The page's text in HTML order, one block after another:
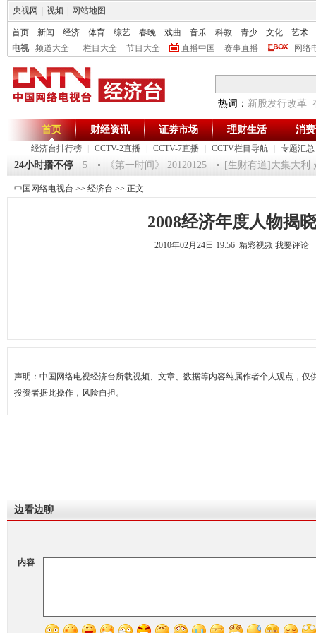
央视网 视频 网站地图
首页 新闻 经济 体育 综艺 春晚 戏曲 音乐 科教 青少 文化
艺术
电视
频道大全 栏目大全 节目大全 直播中国 赛事直播 网络
热词： 新股发行改革
首页
经济台排行榜 CCTV-2直播 CCTV-7直播 CCTV栏目导航 专题汇总
财经资讯 证券市场 理财生活 消
24小时播不停
超级魔术师 5 《第一时间》 20120125 [生财有道]大集大利
中国网络电视台 >> 经济台 >> 正文
2008经济年度人物揭晓
2010年02月24日 19:56 精彩视频 我要评论
声明：中国网络电视经济台所载视频、文章、数据等内容纯属作者个人观点，仅
投资者据此操作，风险自担。
边看边聊
内容